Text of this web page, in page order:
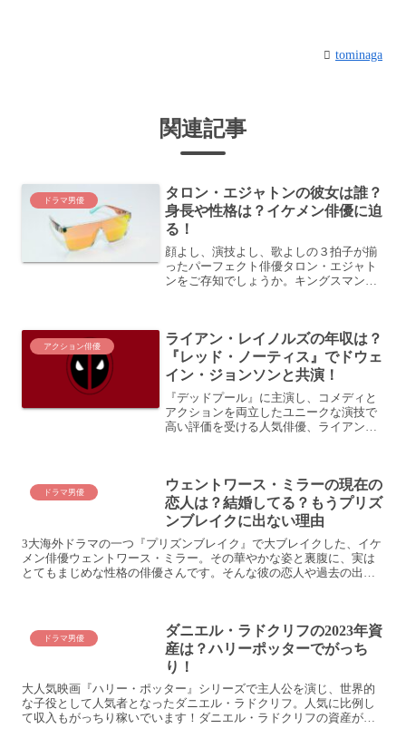
tominaga
関連記事
ドラマ男優
タロン・エジャトンの彼女は誰？
身長や性格は？イケメン俳優に迫
る！
顔よし、演技よし、歌よしの３拍子が揃
ったパーフェクト俳優タロン・エジャト
ンをご存知でしょうか。キングスマンや
に映画での歌唱シーン...
アクション俳優
ライアン・レイノルズの年収は？
『レッド・ノーティス』でドウェ
イン・ジョンソンと共演！
『デッドプール』に主演し、コメディと
アクションを両立したユニークな演技で
高い評価を受ける人気俳優、ライアン・
ール』で見せた演技の話題な...
ドラマ男優
ウェントワース・ミラーの現在の
恋人は？結婚してる？もうプリズ
ンブレイクに出ない理由
3大海外ドラマの一つ『プリズンブレイク』で大ブレイクした、イケ
メン俳優ウェントワース・ミラー。その華やかな姿と裏腹に、実は
とてもまじめな性格の俳優さんです。そんな彼の恋人や過去の出演
ドラマ男優
ダニエル・ラドクリフの2023年資
産は？ハリーポッターでがっち
り！
大人気映画『ハリー・ポッター』シリーズで主人公を演じ、世界的
な子役として人気者となったダニエル・ラドクリフ。人気に比例し
て収入もがっちり稼いでいます！ダニエル・ラドクリフの資産がす